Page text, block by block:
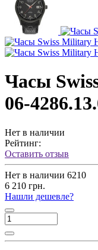
Часы
06-
Нет в наличии
Рейтинг:
Оставить отзыв
Нет в наличии 6210
6 210 грн.
Нашли дешевле?